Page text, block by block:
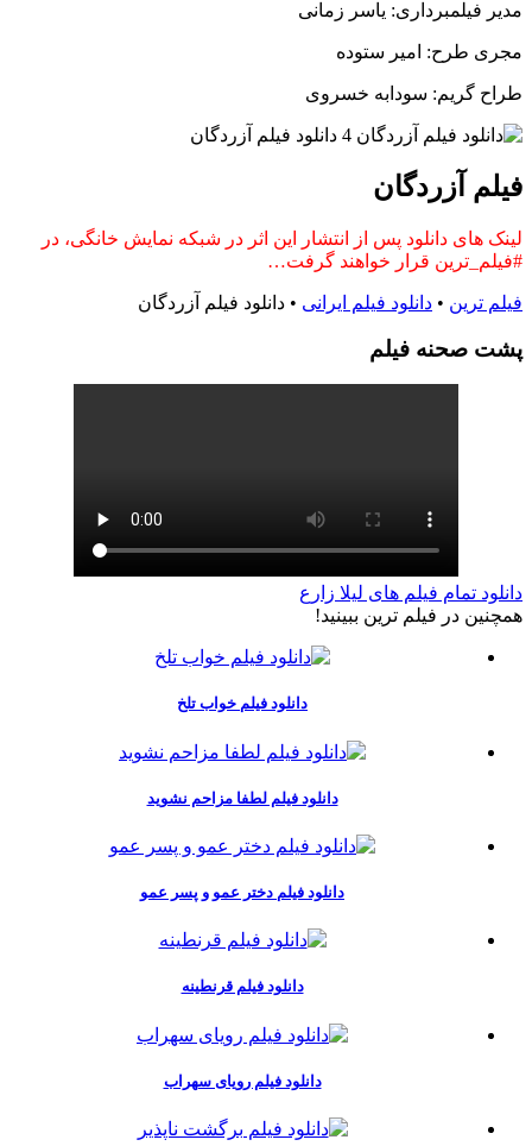
مدیر فیلمبرداری: یاسر زمانی
مجری طرح: امیر ستوده
طراح گریم: سودابه خسروی
فیلم آزردگان
لینک های دانلود پس از انتشار این اثر در شبکه نمایش خانگی، در
#فیلم_ترین قرار خواهند گرفت…
فیلم ترین • دانلود فیلم ایرانی • دانلود فیلم آزردگان
پشت صحنه فيلم
دانلود تمام فیلم های لیلا زارع
همچنين در فيلم ترين ببينيد!
دانلود فیلم خواب تلخ
دانلود فیلم لطفا مزاحم نشوید
دانلود فیلم دختر عمو و پسر عمو
دانلود فیلم قرنطینه
دانلود فیلم رویای سهراب